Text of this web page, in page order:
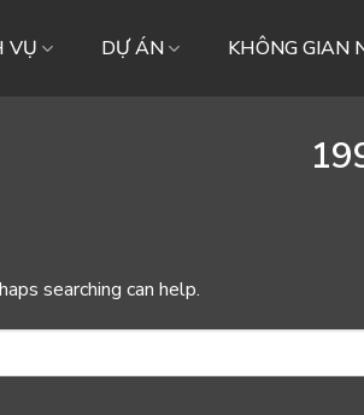
VỤ DỰ ÁN KHÔNG GIAN
searching can help.